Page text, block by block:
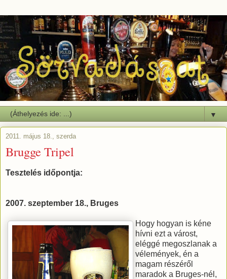
▼
2011. május 18., szerda
Brugge Tripel
Tesztelés időpontja:
2007. szeptember 18., Bruges
Hogy hogyan is kéne
hívni ezt a várost,
eléggé megoszlanak a
vélemények, én a
magam részéről
maradok a Bruges-nél,